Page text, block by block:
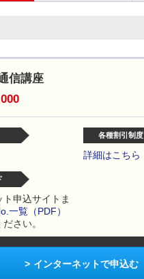
信講座
各種割引制度
詳細はこちら
申込サイトま
一覧（PDF）
さい。
インターネットで申込む